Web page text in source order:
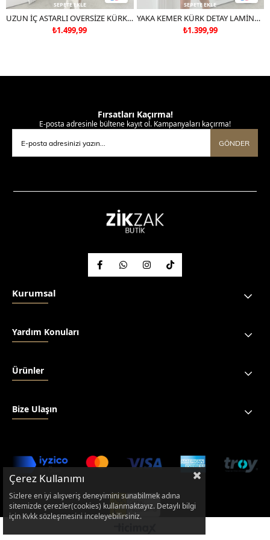
SEPETE EKLE
UZUN İÇ ASTARLI OVERSİZE KÜRK BORDO 7011
₺1.499,99
SEPETE EKLE
YAKA KEMER KÜRK DETAY LAMİNE MONT KAHVE 3098
₺1.399,99
Fırsatları Kaçırma!
E-posta adresinle bültene kayıt ol. Kampanyaları kaçırma!
GÖNDER
Kurumsal
Yardım Konuları
Ürünler
Bize Ulaşın
Çerez Kullanımı
Sizlere en iyi alışveriş deneyimini sunabilmek adına
sitemizde çerezler(cookies) kullanmaktayız. Detaylı bilgi
için Kvkk sözleşmesini inceleyebilirsiniz.